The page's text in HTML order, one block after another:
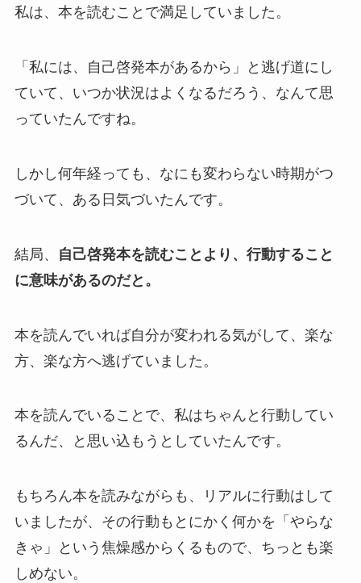
私は、本を読むことで満足していました。
「私には、自己啓発本があるから」と逃げ道にし
ていて、いつか状況はよくなるだろう、なんて思
っていたんですね。
しかし何年経っても、なにも変わらない時期がつ
づいて、ある日気づいたんです。
結局、
自己啓発本を読むことより、行動すること
に意味があるのだと。
本を読んでいれば自分が変われる気がして、楽な
方、楽な方へ逃げていました。
本を読んでいることで、私はちゃんと行動してい
るんだ、と思い込もうとしていたんです。
もちろん本を読みながらも、リアルに行動はして
いましたが、その行動もとにかく何かを「やらな
きゃ」という焦燥感からくるもので、ちっとも楽
しめない。